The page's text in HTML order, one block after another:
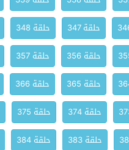
حلقة 347 حلقة 348
حلقة 356 حلقة 357
حلقة 365 حلقة 366
حلقة 374 حلقة 375
حلقة 383 حلقة 384